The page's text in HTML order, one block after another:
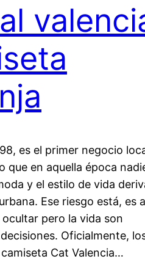
es el primer negocio
que en aquella época
y el estilo de vida
Ese riesgo está, es
pero la vida son
Oficialmente,
Cat Valencia…